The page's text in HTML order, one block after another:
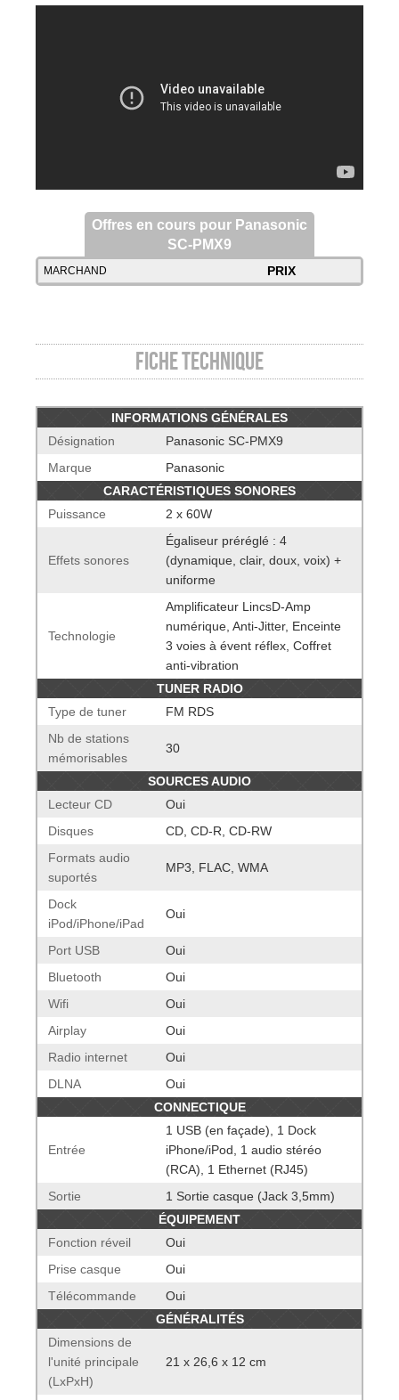
Offres en cours pour Panasonic
SC-PMX9
MARCHAND PRIX
Fiche technique
INFORMATIONS GÉNÉRALES
Désignation
Panasonic SC-PMX9
Marque
Panasonic
CARACTÉRISTIQUES SONORES
Puissance
2 x 60W
Effets sonores
Égaliseur préréglé : 4
(dynamique, clair, doux, voix) +
uniforme
Technologie
Amplificateur LincsD-Amp
numérique, Anti-Jitter, Enceinte
3 voies à évent réflex, Coffret
anti-vibration
TUNER RADIO
Type de tuner
FM RDS
Nb de stations
mémorisables
30
SOURCES AUDIO
Lecteur CD
Oui
Disques
CD, CD-R, CD-RW
Formats audio
suportés
MP3, FLAC, WMA
Dock
iPod/iPhone/iPad
Oui
Port USB
Oui
Bluetooth
Oui
Wifi
Oui
Airplay
Oui
Radio internet
Oui
DLNA
Oui
CONNECTIQUE
Entrée
1 USB (en façade), 1 Dock
iPhone/iPod, 1 audio stéréo
(RCA), 1 Ethernet (RJ45)
Sortie
1 Sortie casque (Jack 3,5mm)
ÉQUIPEMENT
Fonction réveil
Oui
Prise casque
Oui
Télécommande
Oui
GÉNÉRALITÉS
Dimensions de
l'unité principale
(LxPxH)
21 x 26,6 x 12 cm